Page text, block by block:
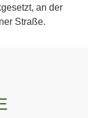
an der
Straße.